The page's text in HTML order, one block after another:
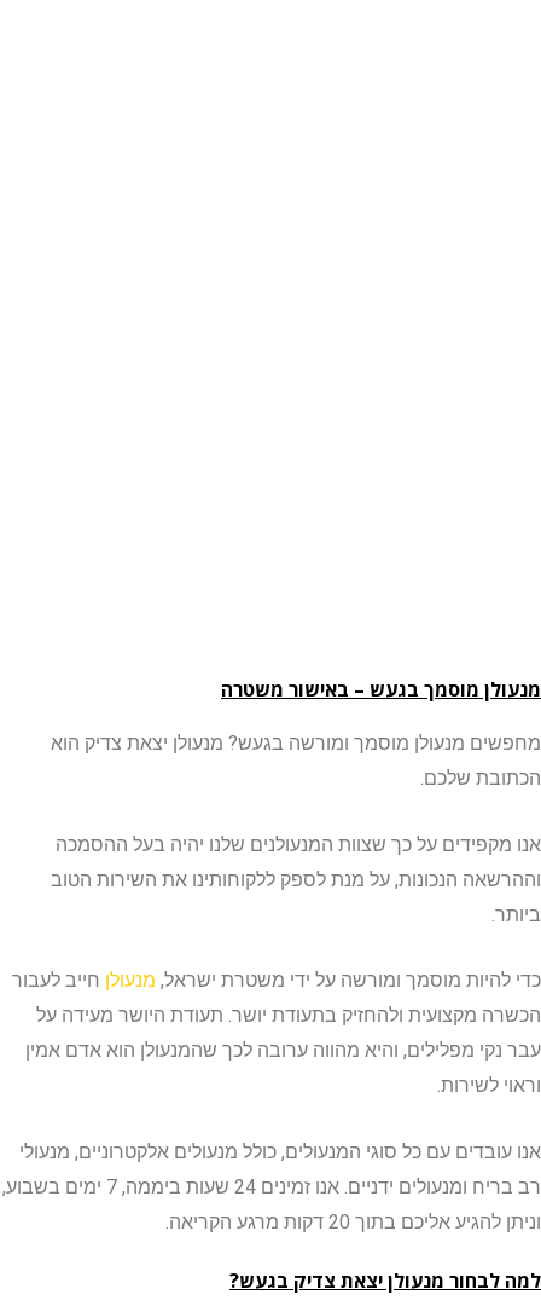
מוסמך בגעש – באישור משטרה
מנעולן מוסמך ומורשה בגעש? מנעולן יצאת צדיק הוא
שלכם.
על כך שצוות המנעולנים שלנו יהיה בעל ההסמכה
הנכונות, על מנת לספק ללקוחותינו את השירות הטוב
מוסמך ומורשה על ידי משטרת ישראל,מנעולןחייב לעבור
מקצועית ולהחזיק בתעודת יושר. תעודת היושר מעידה על
מפלילים, והיא מהווה ערובה לכך שהמנעולן הוא אדם אמין
לשירות.
עם כל סוגי המנעולים, כולל מנעולים אלקטרוניים, מנעולי
רב בריח ומנעולים ידניים. אנו זמינים 24 שעות ביממה, 7 ימים בשבוע,
אליכם בתוך 20 דקות מרגע הקריאה.
מנעולן יצאת צדיק בגעש?